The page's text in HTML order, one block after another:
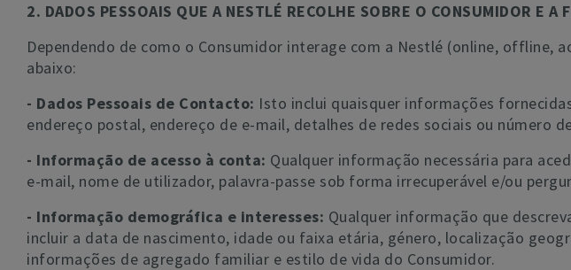
2. DADOS PESSOAIS QUE A NESTLÉ RECOLHE SOBRE O CONSUMIDOR E A
Dependendo de como o Consumidor interage com a Nestlé (online,
abaixo:
- Dados Pessoais de Contacto: Isto inclui quaisquer informações
endereço postal, endereço de e-mail, detalhes de redes sociais ou número
- Informação de acesso à conta: Qualquer informação necessária para
e-mail, nome de utilizador, palavra-passe sob forma irrecuperável e/ou
- Informação demográfica e interesses: Qualquer informação que
incluir a data de nascimento, idade ou faixa etária, género, localização
informações de agregado familiar e estilo de vida do Consumidor.